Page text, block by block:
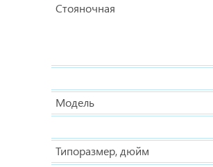
Стояночная
Модель
Типоразмер, дюйм